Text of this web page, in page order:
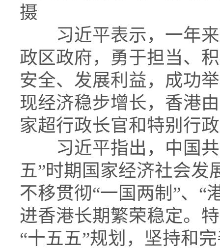
摄
习近平表示，一年来
政区政府，勇于担当、
安全、发展利益，成功
现经济稳步增长，香港
家超行政长官和特别行
习近平指出，中国共
五”时期国家经济社会发
不移贯彻“一国两制”、“
进香港长期繁荣稳定。
“十五五”规划，坚持和